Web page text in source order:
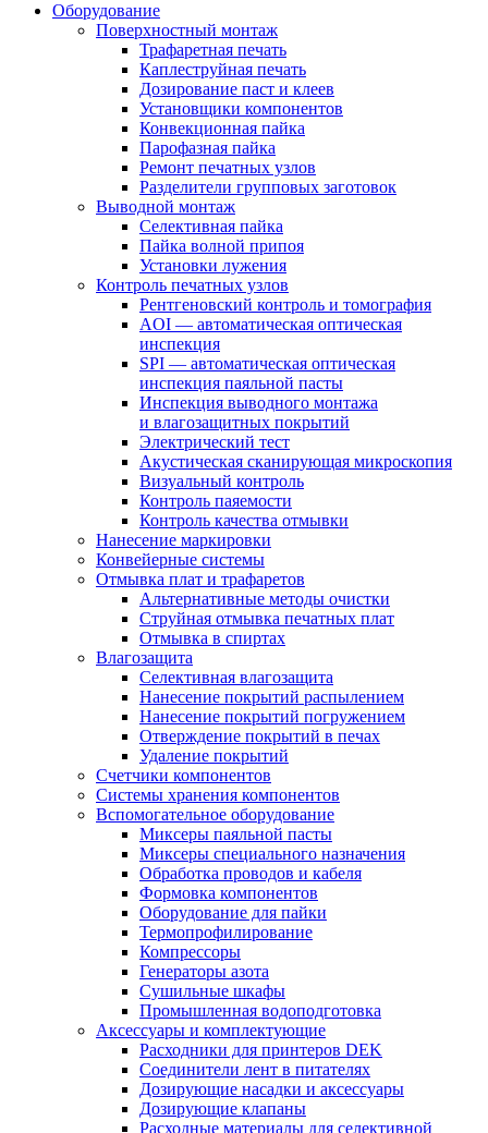
Оборудование
Поверхностный монтаж
Трафаретная печать
Каплеструйная печать
Дозирование паст и клеев
Установщики компонентов
Конвекционная пайка
Парофазная пайка
Ремонт печатных узлов
Разделители групповых заготовок
Выводной монтаж
Селективная пайка
Пайка волной припоя
Установки лужения
Контроль печатных узлов
Рентгеновский контроль и томография
AOI — автоматическая оптическая
инспекция
SPI — автоматическая оптическая
инспекция паяльной пасты
Инспекция выводного монтажа
и влагозащитных покрытий
Электрический тест
Акустическая сканирующая микроскопия
Визуальный контроль
Контроль паяемости
Контроль качества отмывки
Нанесение маркировки
Конвейерные системы
Отмывка плат и трафаретов
Альтернативные методы очистки
Струйная отмывка печатных плат
Отмывка в спиртах
Влагозащита
Селективная влагозащита
Нанесение покрытий распылением
Нанесение покрытий погружением
Отверждение покрытий в печах
Удаление покрытий
Счетчики компонентов
Системы хранения компонентов
Вспомогательное оборудование
Миксеры паяльной пасты
Миксеры специального назначения
Обработка проводов и кабеля
Формовка компонентов
Оборудование для пайки
Термопрофилирование
Компрессоры
Генераторы азота
Сушильные шкафы
Промышленная водоподготовка
Аксессуары и комплектующие
Расходники для принтеров DEK
Соединители лент в питателях
Дозирующие насадки и аксессуары
Дозирующие клапаны
Расходные материалы для селективной